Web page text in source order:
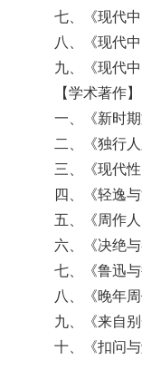
七、《现代
八、《现代
九、《现代
【学术著作】
一、《新时
二、《独行
三、《现代
四、《轻逸
五、《周作
六、《决绝
七、《鲁迅
八、《晚年
九、《来自
十、《扣问